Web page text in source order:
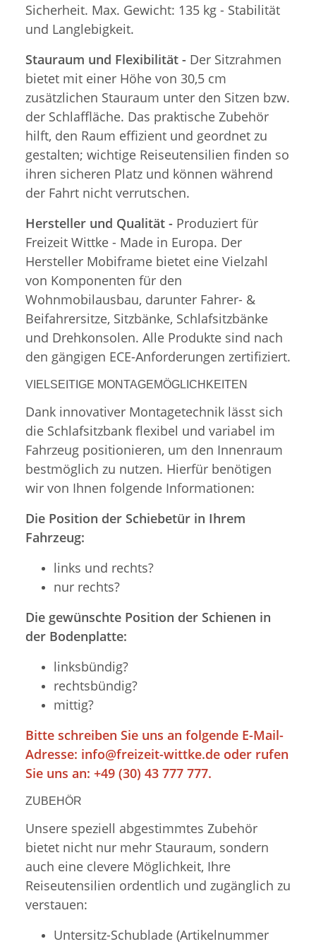
Sicherheit. Max. Gewicht: 135 kg - Stabilität
und Langlebigkeit.
Stauraum und Flexibilität - Der Sitzrahmen
bietet mit einer Höhe von 30,5 cm
zusätzlichen Stauraum unter den Sitzen bzw.
der Schlaffläche. Das praktische Zubehör
hilft, den Raum effizient und geordnet zu
gestalten; wichtige Reiseutensilien finden so
ihren sicheren Platz und können während
der Fahrt nicht verrutschen.
Hersteller und Qualität - Produziert für
Freizeit Wittke - Made in Europa. Der
Hersteller Mobiframe bietet eine Vielzahl
von Komponenten für den
Wohnmobilausbau, darunter Fahrer- &
Beifahrersitze, Sitzbänke, Schlafsitzbänke
und Drehkonsolen. Alle Produkte sind nach
den gängigen ECE-Anforderungen zertifiziert.
VIELSEITIGE MONTAGEMÖGLICHKEITEN
Dank innovativer Montagetechnik lässt sich
die Schlafsitzbank flexibel und variabel im
Fahrzeug positionieren, um den Innenraum
bestmöglich zu nutzen. Hierfür benötigen
wir von Ihnen folgende Informationen:
Die Position der Schiebetür in Ihrem
Fahrzeug:
links und rechts?
nur rechts?
Die gewünschte Position der Schienen in
der Bodenplatte:
linksbündig?
rechtsbündig?
mittig?
Bitte schreiben Sie uns an folgende E-Mail-
Adresse: info@freizeit-wittke.de oder rufen
Sie uns an: +49 (30) 43 777 777.
ZUBEHÖR
Unsere speziell abgestimmtes Zubehör
bietet nicht nur mehr Stauraum, sondern
auch eine clevere Möglichkeit, Ihre
Reiseutensilien ordentlich und zugänglich zu
verstauen:
Untersitz-Schublade (Artikelnummer